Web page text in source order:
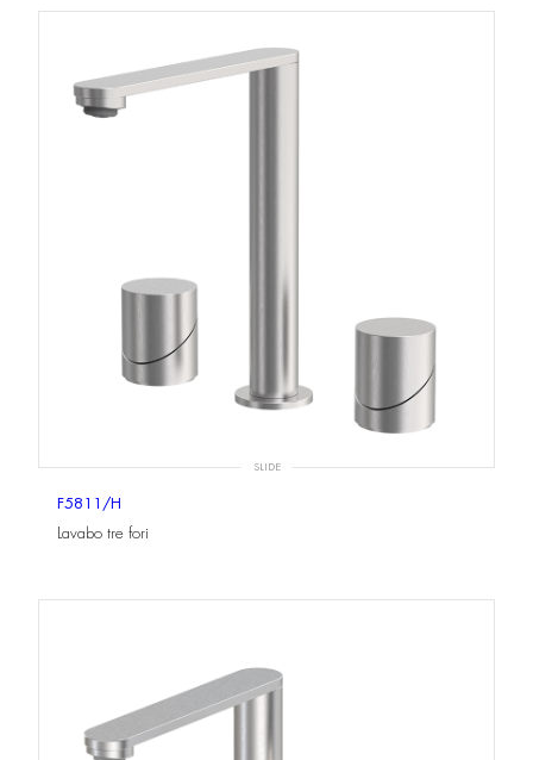
SLIDE
F5811/H
Lavabo tre fori